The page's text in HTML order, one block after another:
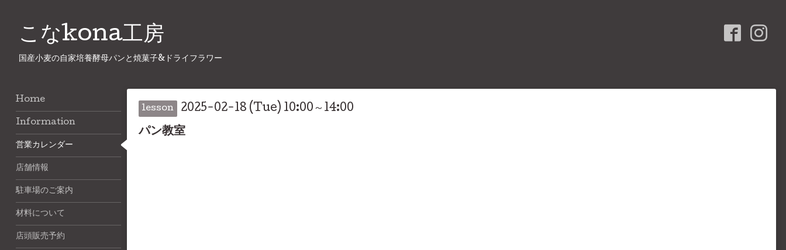
こなkona工房
国産小麦の自家培養酵母パンと焼菓子&ドライフラワー
lesson 2025-02-18 (Tue) 10:00～14:00
パン教室
Home
Information
営業カレンダー
店舗情報
駐車場のご案内
材料について
店頭販売予約